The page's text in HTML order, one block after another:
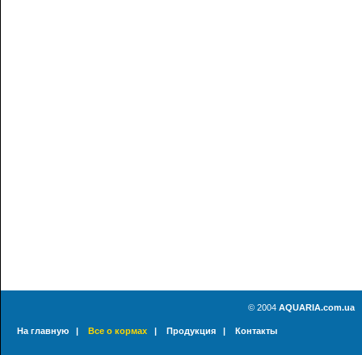
© 2004 AQUARIA.com.ua
На главную Все о кормах Продукция Контакты